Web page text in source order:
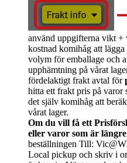
använd uppgifterna vikt +
kostnad komihåg att
volym för emballage och
upphämtning på vårat
fördelaktigt frakt avtal för
hitta ett frakt pris på
det själv komihåg att
vårat lager.
Om du vill få ett
eller varor som är
beställningen Till:
Local pickup och skriv i